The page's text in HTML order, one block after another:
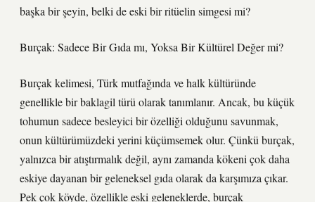
başka bir şeyin, belki de eski bir ritüelin simgesi mi?
Burçak: Sadece Bir Gıda mı, Yoksa Bir Kültürel Değer mi?
Burçak kelimesi, Türk mutfağında ve halk kültüründe
genellikle bir baklagil türü olarak tanımlanır. Ancak, bu küçük
tohumun sadece besleyici bir özelliği olduğunu savunmak,
onun kültürümüzdeki yerini küçümsemek olur. Çünkü burçak,
yalnızca bir atıştırmalık değil, aynı zamanda kökeni çok daha
eskiye dayanan bir geleneksel gıda olarak da karşımıza çıkar.
Pek çok köyde, özellikle eski geleneklerde, burçak